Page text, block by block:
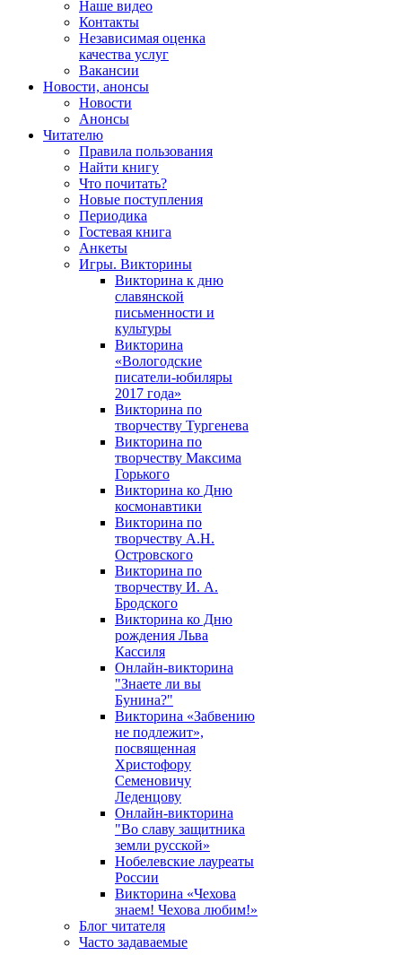
Наше видео
Контакты
Независимая оценка
качества услуг
Вакансии
Новости, анонсы
Новости
Анонсы
Читателю
Правила пользования
Найти книгу
Что почитать?
Новые поступления
Периодика
Гостевая книга
Анкеты
Игры. Викторины
Викторина к дню
славянской
письменности и
культуры
Викторина
«Вологодские
писатели-юбиляры
2017 года»
Викторина по
творчеству Тургенева
Викторина по
творчеству Максима
Горького
Викторина ко Дню
космонавтики
Викторина по
творчеству А.Н.
Островского
Викторина по
творчеству И. А.
Бродского
Викторина ко Дню
рождения Льва
Кассиля
Онлайн-викторина
"Знаете ли вы
Бунина?"
Викторина «Забвению
не подлежит»,
посвященная
Христофору
Семеновичу
Леденцову
Онлайн-викторина
"Во славу защитника
земли русской»
Нобелевские лауреаты
России
Викторина «Чехова
знаем! Чехова любим!»
Блог читателя
Часто задаваемые